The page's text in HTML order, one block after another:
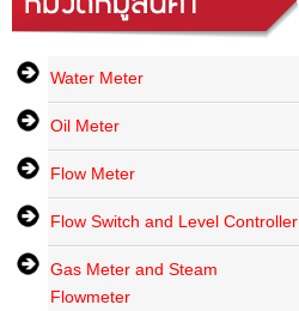
Water Meter
Oil Meter
Flow Meter
Flow Switch and Level Controller
Gas Meter and Steam
Flowmeter